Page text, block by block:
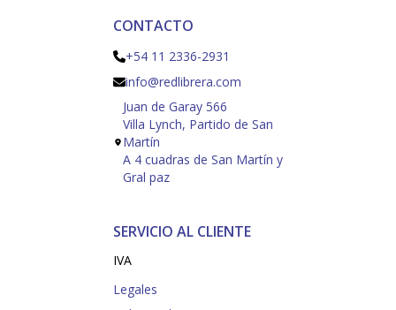
CONTACTO
+54 11 2336-2931
info@redlibrera.com
Juan de Garay 566
Villa Lynch, Partido de San
Martín
A 4 cuadras de San Martín y
Gral paz
SERVICIO AL CLIENTE
IVA
Legales